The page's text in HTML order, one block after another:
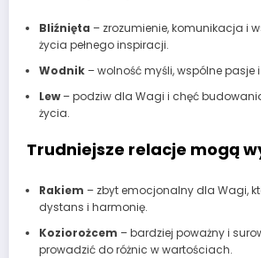
Bliźnięta – zrozumienie, komunikacja i
życia pełnego inspiracji.
Wodnik– wolność myśli, wspólne pasje
Lew– podziw dla Wagi i chęć
życia.
Trudniejsze relacje mogą
Rakiem – zbyt emocjonalny dla Wagi,
dystans i harmonię.
Koziorożcem – bardziej poważny i
prowadzić do różnic w wartościach.